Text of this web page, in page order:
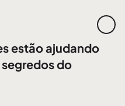
estão ajudando
do